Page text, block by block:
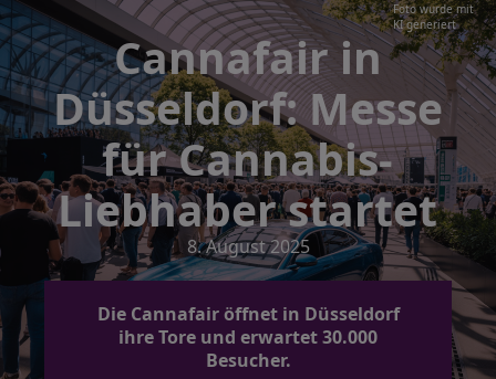
Foto wurde mit
KI generiert
Cannafair in
Düsseldorf: Messe
für Cannabis-
Liebhaber startet
8. August 2025
Die Cannafair öffnet in Düsseldorf
ihre Tore und erwartet 30.000
Besucher.